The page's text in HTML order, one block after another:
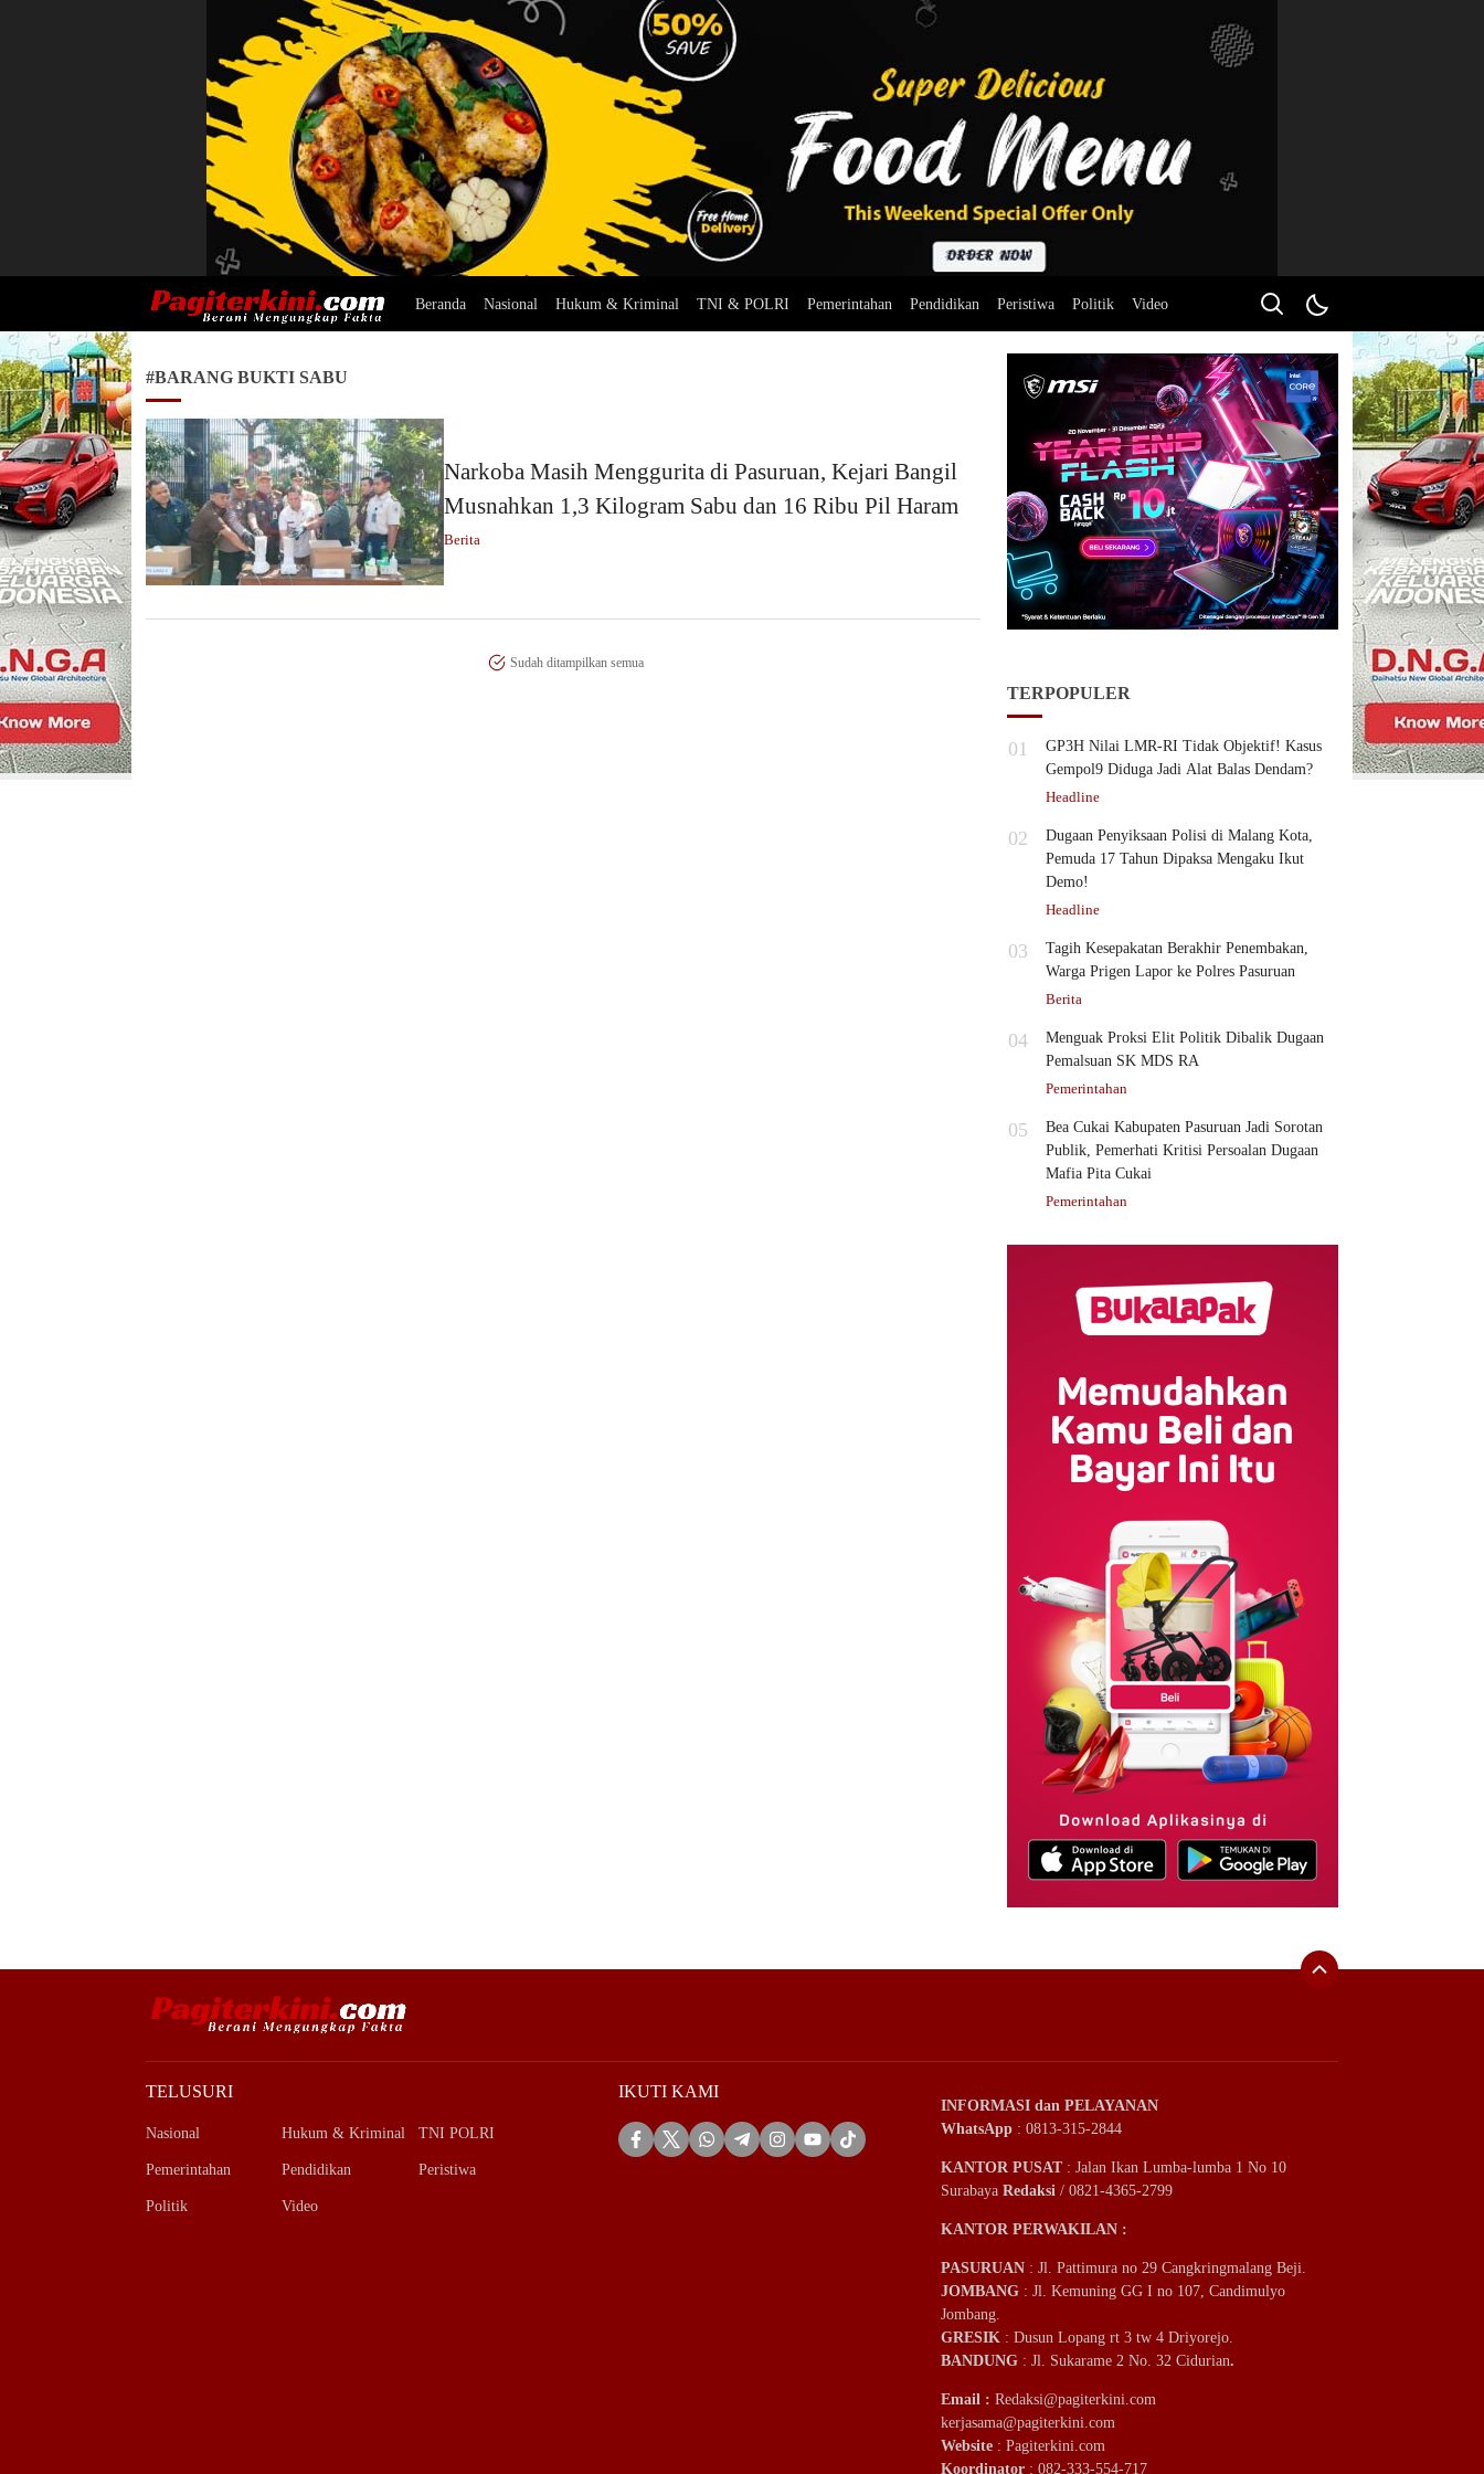
Beranda Nasional Hukum & Kriminal TNI & POLRI Pemerintahan Pendidikan Peristiwa Politik Video
#BARANG BUKTI SABU
Narkoba Masih Menggurita di Pasuruan, Kejari Bangil
Musnahkan 1,3 Kilogram Sabu dan 16 Ribu Pil Haram
Berita
Sudah ditampilkan semua
TERPOPULER
01
GP3H Nilai LMR-RI Tidak Objektif! Kasus
Gempol9 Diduga Jadi Alat Balas Dendam?
Headline
02
Dugaan Penyiksaan Polisi di Malang Kota,
Pemuda 17 Tahun Dipaksa Mengaku Ikut
Demo!
Headline
03
Tagih Kesepakatan Berakhir Penembakan,
Warga Prigen Lapor ke Polres Pasuruan
Berita
04
Menguak Proksi Elit Politik Dibalik Dugaan
Pemalsuan SK MDS RA
Pemerintahan
05
Bea Cukai Kabupaten Pasuruan Jadi Sorotan
Publik, Pemerhati Kritisi Persoalan Dugaan
Mafia Pita Cukai
Pemerintahan
TELUSURI
Nasional Hukum & Kriminal TNI POLRI
Pemerintahan Pendidikan Peristiwa
Politik Video
IKUTI KAMI
INFORMASI dan PELAYANAN
WhatsApp : 0813-315-2844
KANTOR PUSAT: Jalan Ikan Lumba-lumba 1 No 10
Surabaya Redaksi / 0821-4365-2799
KANTOR PERWAKILAN :
PASURUAN : Jl. Pattimura no 29 Cangkringmalang Beji.
JOMBANG : Jl. Kemuning GG I no 107, Candimulyo
Jombang.
GRESIK : Dusun Lopang rt 3 tw 4 Driyorejo.
BANDUNG : Jl. Sukarame 2 No. 32 Cidurian.
Email : Redaksi@pagiterkini.com
kerjasama@pagiterkini.com
Website : Pagiterkini.com
Koordinator : 082-333-554-717